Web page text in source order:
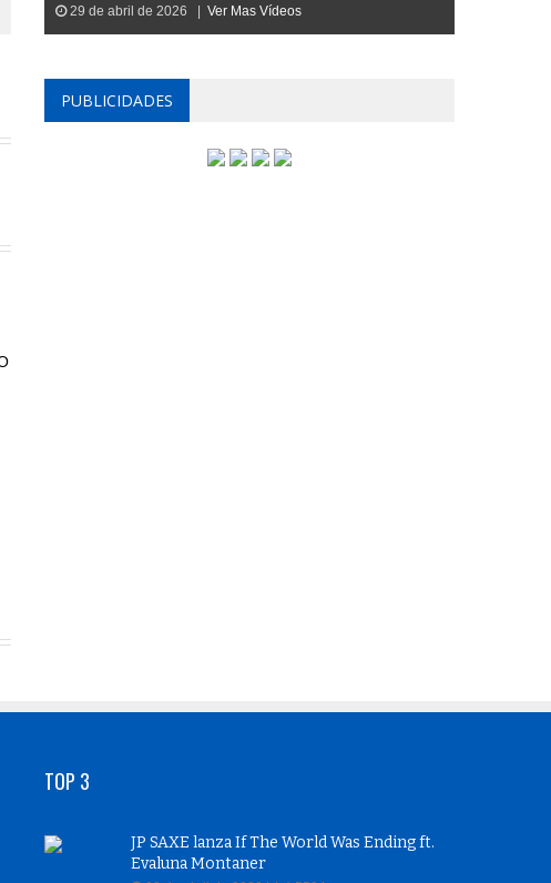
29 de abril de 2026 | Ver Mas Vídeos
PUBLICIDADES
TOP 3
JP SAXE lanza If The World Was Ending ft.
Evaluna Montaner